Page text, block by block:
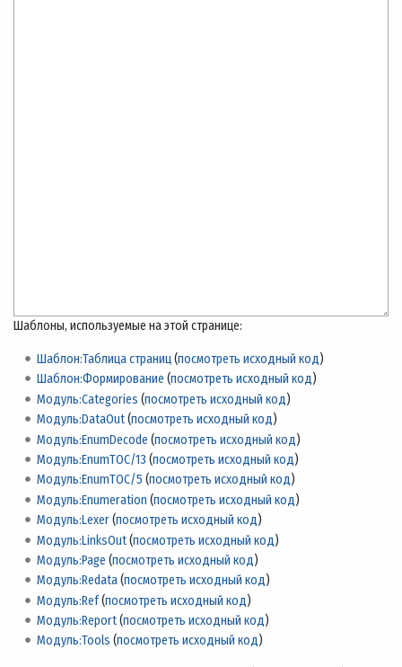
Шаблоны, используемые на этой странице:
Шаблон:Таблица страниц(посмотреть исходный код)
Шаблон:Формирование (посмотреть исходный код)
Модуль:Categories (посмотреть исходный код)
Модуль:DataOut(посмотреть исходный код)
Модуль:EnumDecode (посмотреть исходный код)
Модуль:EnumTOC/13 (посмотреть исходный код)
Модуль:EnumTOC/5 (посмотреть исходный код)
Модуль:Enumeration (посмотреть исходный код)
Модуль:Lexer(посмотреть исходный код)
Модуль:LinksOut(посмотреть исходный код)
Модуль:Page (посмотреть исходный код)
Модуль:Redata(посмотреть исходный код)
Модуль:Ref(посмотреть исходный код)
Модуль:Report(посмотреть исходный код)
Модуль:Tools (посмотреть исходный код)